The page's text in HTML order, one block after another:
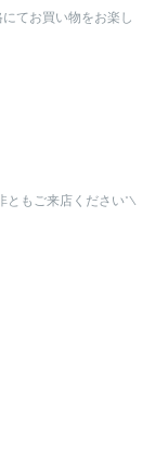
てお買い物をお楽し
ともご来店ください*\